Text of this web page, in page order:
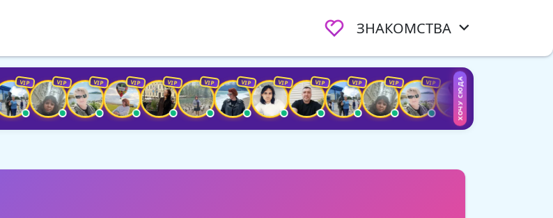
ЗНАКОМСТВА
VIP VIP VIP VIP VIP VIP VIP VIP VIP VIP VIP VIP VIP ХОЧУ СЮДА